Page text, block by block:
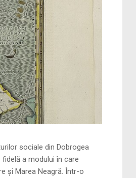
din Dobrogea
a modului în care
și Marea Neagră. Într-o